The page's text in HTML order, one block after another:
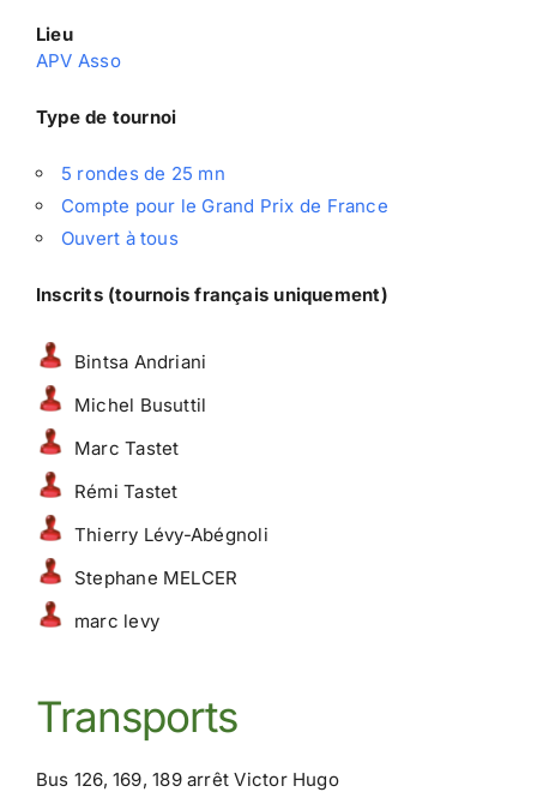
Lieu
APV Asso
Type de tournoi
5 rondes de 25 mn
Compte pour le Grand Prix de France
Ouvert à tous
Inscrits (tournois français uniquement)
Bintsa Andriani
Michel Busuttil
Marc Tastet
Rémi Tastet
Thierry Lévy-Abégnoli
Stephane MELCER
marc levy
Transports
Bus 126, 169, 189 arrêt Victor Hugo